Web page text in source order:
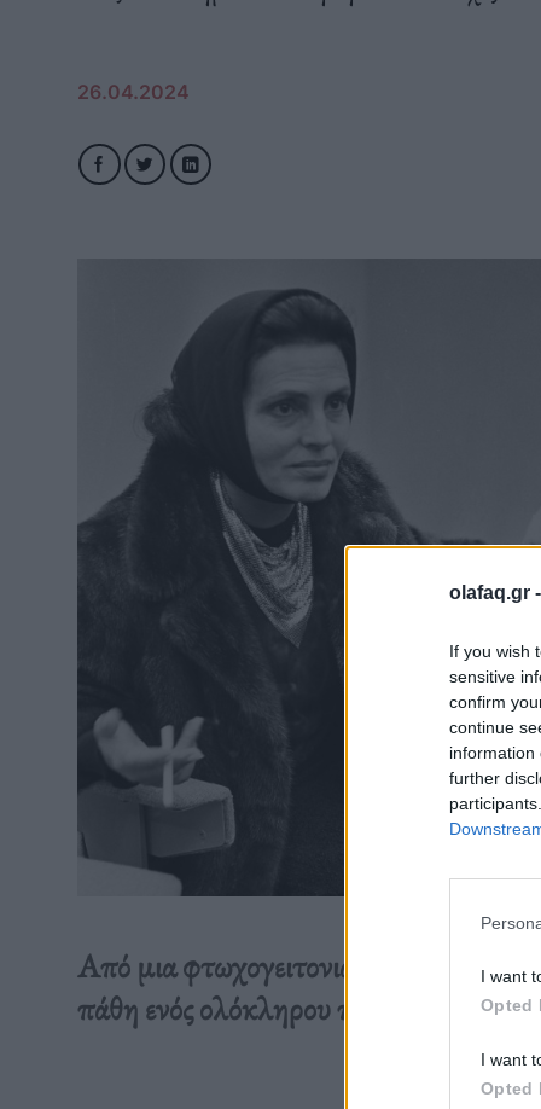
olafaq.gr -
If you wish
sensitive
confirm
continue
information
further
I want
Opted
I want
Opted
26.04.2024
Από μια φτωχογειτονιά της
πάθη ενός ολόκληρου πλανήτη. Και
Διαβάστε